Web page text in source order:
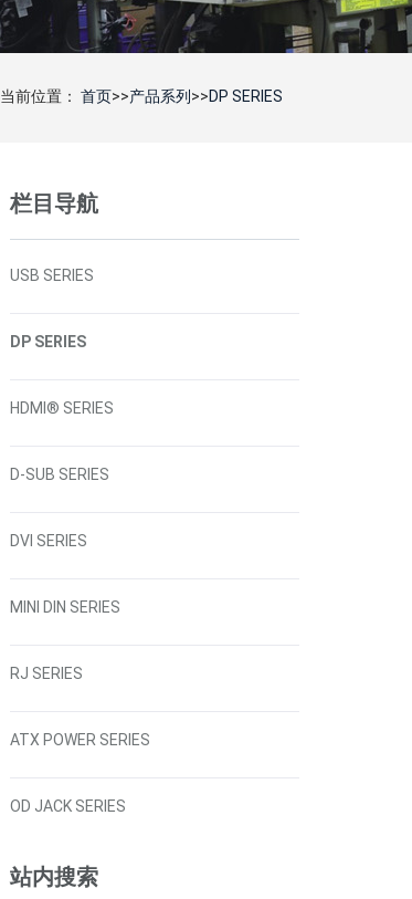
当前位置： 首页>>产品系列 >>DP SERIES
栏目导航
USB SERIES
DP SERIES
HDMI® SERIES
D-SUB SERIES
DVI SERIES
MINI DIN SERIES
RJ SERIES
ATX POWER SERIES
OD JACK SERIES
站内搜索